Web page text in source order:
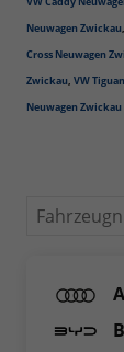
Neuwagen Zwickau,
Cross Neuwagen
Zwickau, VW
Neuwagen Zwickau